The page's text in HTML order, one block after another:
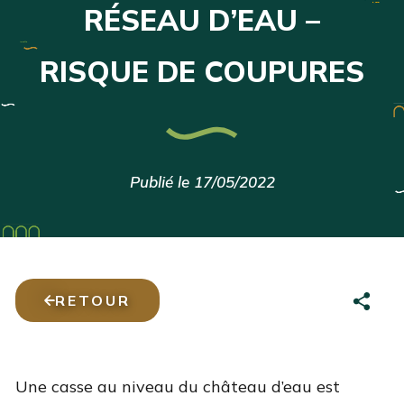
RÉSEAU D’EAU –
RISQUE DE COUPURES
Publié le 17/05/2022
RETOUR
Une casse au niveau du château d’eau est